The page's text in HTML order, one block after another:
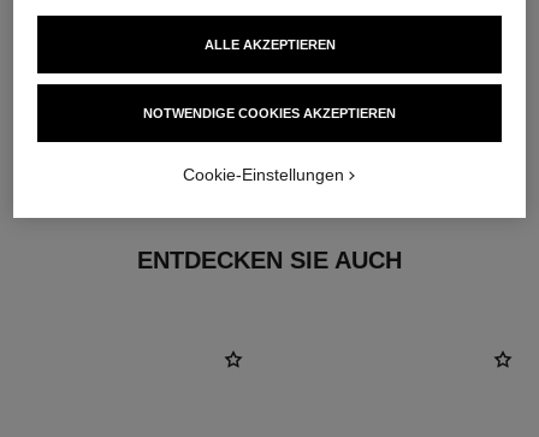
Die abnehmbaren Steckstifte der Ohrringe können Sie in
Ihrer Boutique entfernen und wieder anbringen lassen.
diesen Vorgang nicht zu häufig wiederholen.
ENTDECKEN SIE AUCH
NOTWENDIGE COOKIES AKZEPTIEREN​
ALLE AKZEPTIEREN
Cookie-Einstellungen